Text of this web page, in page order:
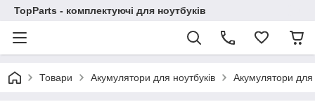
TopParts - комплектуючі для ноутбуків
Товари Акумулятори для ноутбуків Акумулятори для